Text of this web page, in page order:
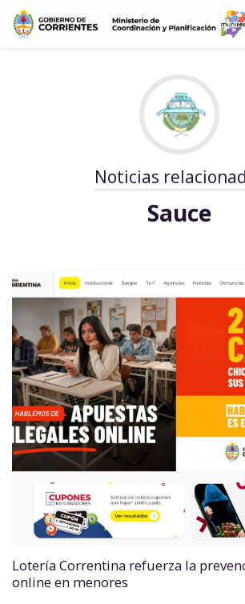
Noticias
Sauce
Lotería Correntina refuerza la
online en menores